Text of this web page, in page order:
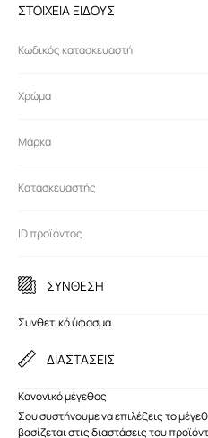
ΣΤΟΙΧΕΙΑ ΕΙΔΟΥΣ
Κωδικός κατασκευαστή
Χρώμα
Μάρκα
Κατασκευαστής
ID προϊόντος
ΣΥΝΘΕΣΗ
Συνθετικό ύφασμα
ΔΙΑΣΤΑΣΕΙΣ
Κανονικό μέγεθος
Σου συστήνουμε να επιλέξεις το
βασίζεται στις διαστάσεις του